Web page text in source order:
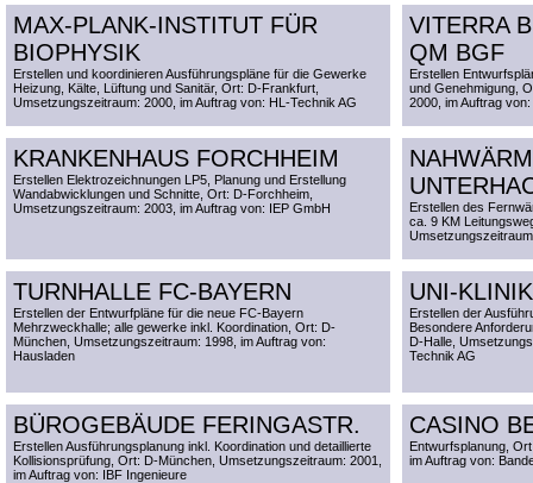
MAX-PLANK-INSTITUT FÜR
BIOPHYSIK
Erstellen und koordinieren Ausführungspläne für die Gewerke
Heizung, Kälte, Lüftung und Sanitär, Ort: D-Frankfurt,
Umsetzungszeitraum: 2000, im Auftrag von: HL-Technik AG
VITERRA
QM BGF
Erstellen
und Genehmigung,
2000, im Auftrag
KRANKENHAUS FORCHHEIM
Erstellen Elektrozeichnungen LP5, Planung und Erstellung
Wandabwicklungen und Schnitte, Ort: D-Forchheim,
Umsetzungszeitraum: 2003, im Auftrag von: IEP GmbH
Erstellen des
ca. 9 KM
TURNHALLE FC-BAYERN
Erstellen der Entwurfpläne für die neue FC-Bayern
Mehrzweckhalle; alle gewerke inkl. Koordination, Ort: D-
München, Umsetzungszeitraum: 1998, im Auftrag von:
Hausladen
UNI-
Erstellen der
Besondere
D-Halle,
Technik AG
BÜROGEBÄUDE FERINGASTR.
Erstellen Ausführungsplanung inkl. Koordination und detaillierte
Kollisionsprüfung, Ort: D-München, Umsetzungszeitraum: 2001,
im Auftrag von: IBF Ingenieure
CASINO
Entwurfsplanung,
im Auftrag von: